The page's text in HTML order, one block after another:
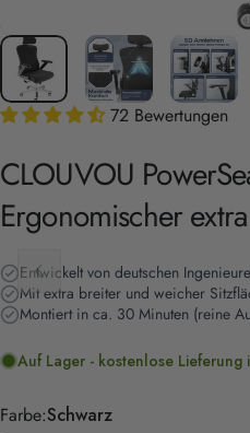
72 Bewertungen
CLOUVOU
Ergonomischerextra
Entwickelt von deutschen
Mit extra breiter und weicher
Montiert in ca. 30 Minuten (reine
Auf Lager - kostenlose Lieferung
Farbe
Farbe:Schwarz